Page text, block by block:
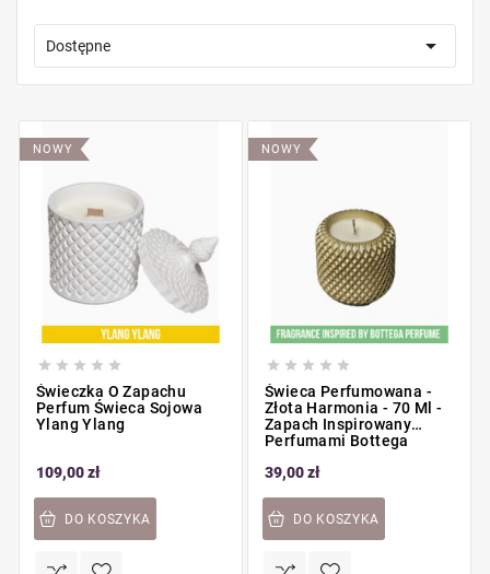
Dostępne 
NOWY
    
Świeczka O Zapachu
Perfum Świeca Sojowa
Ylang Ylang
109,00 zł
DO KOSZYKA
NOWY
    
Świeca Perfumowana -
Złota Harmonia - 70 Ml -
Zapach Inspirowany
Perfumami Bottega
39,00 zł
DO KOSZYKA